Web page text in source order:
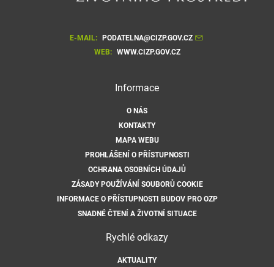
E-MAIL: PODATELNA@CIZP.GOV.CZ
WEB: WWW.CIZP.GOV.CZ
Informace
O NÁS
KONTAKTY
MAPA WEBU
PROHLÁŠENÍ O PŘÍSTUPNOSTI
OCHRANA OSOBNÍCH ÚDAJŮ
ZÁSADY POUŽÍVÁNÍ SOUBORŮ COOKIE
INFORMACE O PŘÍSTUPNOSTI BUDOV PRO OZP
SNADNÉ ČTENÍ A ŽIVOTNÍ SITUACE
Rychlé odkazy
AKTUALITY